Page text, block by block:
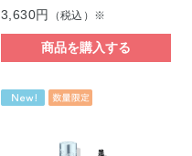
3,630円
（税込）※
商品を購入する